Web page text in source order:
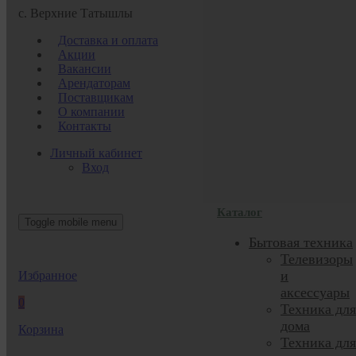
с. Верхние Татышлы
Доставка и оплата
Акции
Вакансии
Арендаторам
Поставщикам
О компании
Контакты
Личный кабинет
Вход
Toggle mobile menu
Каталог
Бытовая техника
Телевизоры
и
аксессуары
Техника для
дома
Техника для
Избранное
0
Корзина